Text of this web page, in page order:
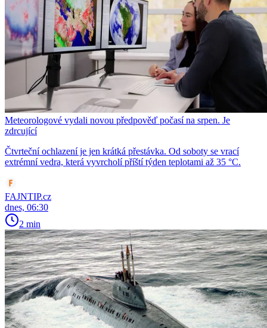
Meteorologové vydali novou předpověď počasí na srpen. Je
zdrcující
Čtvrteční ochlazení je jen krátká přestávka. Od soboty se vrací
extrémní vedra, která vyvrcholí příští týden teplotami až 35 °C.
FAJNTIP.cz
dnes, 06:30
2 min